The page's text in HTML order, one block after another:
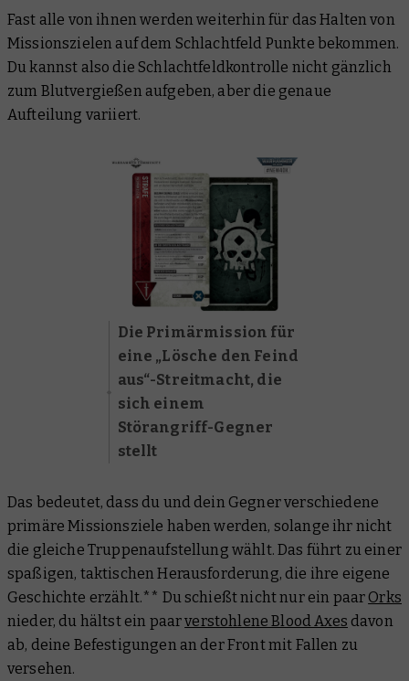
Fast alle von ihnen werden weiterhin für das Halten von
Missionszielen auf dem Schlachtfeld Punkte bekommen.
Du kannst also die Schlachtfeldkontrolle nicht gänzlich
zum Blutvergießen aufgeben, aber die genaue
Aufteilung variiert.
Die Primärmission für
eine „Lösche den Feind
aus“-Streitmacht, die
sich einem
Störangriff-Gegner
stellt
Das bedeutet, dass du und dein Gegner verschiedene
primäre Missionsziele haben werden, solange ihr nicht
die gleiche Truppenaufstellung wählt. Das führt zu einer
spaßigen, taktischen Herausforderung, die ihre eigene
Geschichte erzählt.** Du schießt nicht nur ein paar Orks
nieder, du hältst ein paarverstohlene Blood Axes davon
ab, deine Befestigungen an der Front mit Fallen zu
versehen.